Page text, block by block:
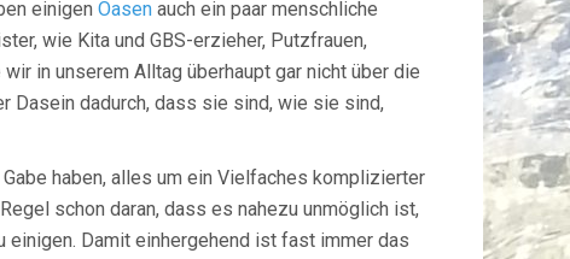
einigen Oasen auch ein paar menschliche
wie Kita und GBS-erzieher, Putzfrauen,
in unserem Alltag überhaupt gar nicht über die
Dasein dadurch, dass sie sind, wie sie sind,
haben, alles um ein Vielfaches komplizierter
schon daran, dass es nahezu unmöglich ist,
Damit einhergehend ist fast immer das